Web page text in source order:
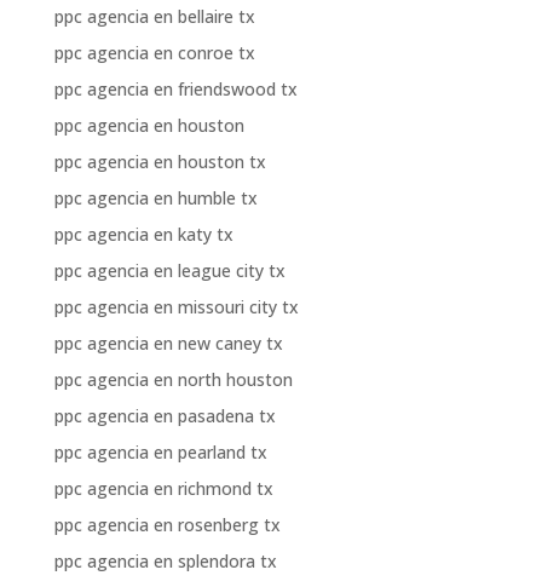
ppc agencia en bellaire tx
ppc agencia en conroe tx
ppc agencia en friendswood tx
ppc agencia en houston
ppc agencia en houston tx
ppc agencia en humble tx
ppc agencia en katy tx
ppc agencia en league city tx
ppc agencia en missouri city tx
ppc agencia en new caney tx
ppc agencia en north houston
ppc agencia en pasadena tx
ppc agencia en pearland tx
ppc agencia en richmond tx
ppc agencia en rosenberg tx
ppc agencia en splendora tx